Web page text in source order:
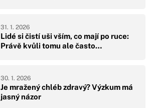
Lidé si čistí uši vším, co mají po ruce:
Právě kvůli tomu ale často…
31. 1. 2026
Je mražený chléb zdravý? Výzkum má
jasný názor
30. 1. 2026